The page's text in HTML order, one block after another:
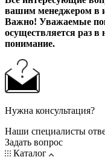
вашим менеджером в
Важно! Уважаемые
осуществляется раз в
понимание.
Нужна консультация?
Наши специалисты
Задать вопрос
Каталог